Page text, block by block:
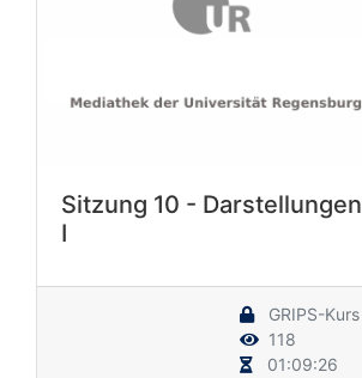
Sitzung 10 - Darstellungen
I
GRIPS-Kurs
118
01:09:26